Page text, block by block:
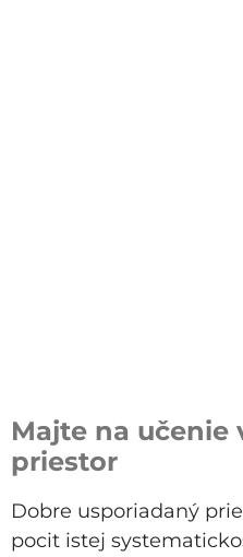
Majte na učenie
priestor
Dobre usporiadaný
pocit istej